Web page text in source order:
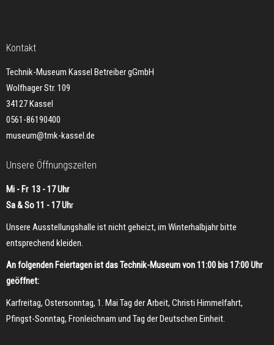
Kontakt
Technik-Museum Kassel Betreiber gGmbH
Wolfhager Str. 109
34127 Kassel
0561-86190400
museum@tmk-kassel.de
Unsere Öffnungszeiten
Mi - Fr 13 - 17 Uhr
Sa & So 11 - 17 Uhr
Unsere Ausstellungshalle ist nicht geheizt, im Winterhalbjahr bitte
entsprechend kleiden.
An folgenden Feiertagen ist das Technik-Museum von 11:00 bis 17:00 Uhr
geöffnet:
Karfreitag, Ostersonntag, 1. Mai Tag der Arbeit, Christi Himmelfahrt,
Pfingst-Sonntag, Fronleichnam und Tag der Deutschen Einheit.